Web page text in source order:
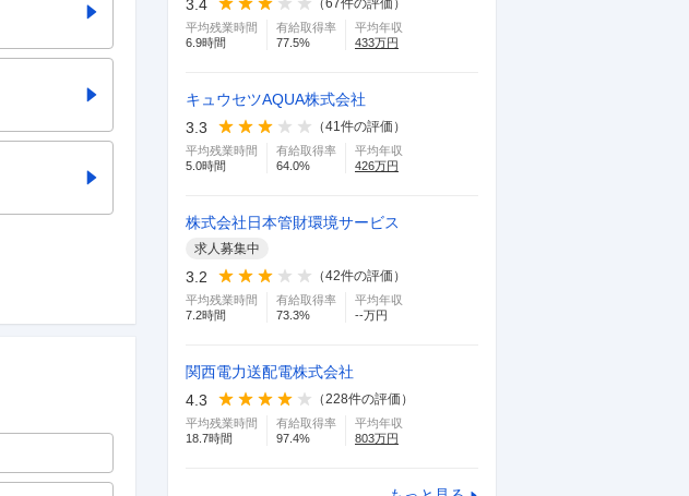
3.4
（67件の評価）
平均残業時間
6.9時間
有給取得率
77.5%
平均年収
433万円
キュウセツAQUA株式会社
3.3
（41件の評価）
平均残業時間
5.0時間
有給取得率
64.0%
平均年収
426万円
株式会社日本管財環境サービス
求人募集中
3.2 （42件の評価）
平均残業時間
7.2時間
有給取得率
73.3%
平均年収
--万円
関西電力送配電株式会社
4.3
（228件の評価）
平均残業時間
18.7時間
有給取得率
97.4%
平均年収
803万円